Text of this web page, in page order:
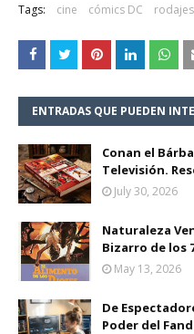
Tags: cine cómics DC rodajes
ENTRADAS QUE PUEDEN
Conan el
Televisión.
July 30, 2026
Naturaleza
Bizarro de los
May 13, 2026
De
Poder del